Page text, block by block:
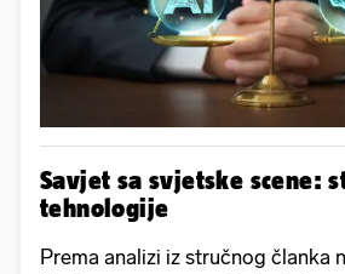
Savjet sa svjetske scene:
tehnologije
Prema analizi iz stručnog članka